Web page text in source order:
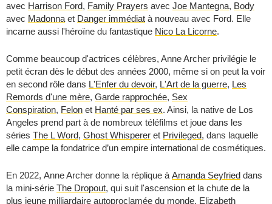
avec Harrison Ford, Family Prayers avec Joe Mantegna, Body
avec Madonna et Danger immédiat à nouveau avec Ford. Elle
incarne aussi l'héroïne du fantastique Nico La Licorne.
Comme beaucoup d'actrices célèbres, Anne Archer privilégie le
petit écran dès le début des années 2000, même si on peut la voir
en second rôle dans L'Enfer du devoir, L'Art de la guerre, Les
Remords d'une mère, Garde rapprochée, Sex
Conspiration, Felon et Hanté par ses ex. Ainsi, la native de Los
Angeles prend part à de nombreux téléfilms et joue dans les
séries The L Word, Ghost Whisperer et Privileged, dans laquelle
elle campe la fondatrice d’un empire international de cosmétiques.
En 2022, Anne Archer donne la réplique à Amanda Seyfried dans
la mini-série The Dropout, qui suit l'ascension et la chute de la
plus jeune milliardaire autoproclamée du monde, Elizabeth